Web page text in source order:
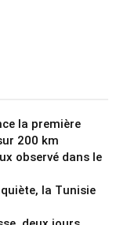
la première
200 km
observé dans le
la Tunisie